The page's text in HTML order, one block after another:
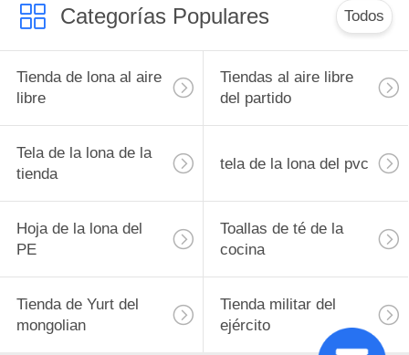
Categorías Populares Todos
Tienda de lona al aire
libre
Tiendas al aire libre
del partido
Tela de la lona de la
tienda
tela de la lona del pvc
Hoja de la lona del
PE
Toallas de té de la
cocina
Tienda de Yurt del
mongolian
Tienda militar del
ejército